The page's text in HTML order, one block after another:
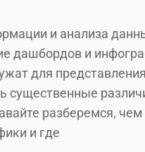
и анализа
дашбордов и
для
разберемся, чем
и где